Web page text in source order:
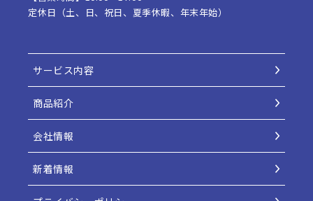
定休日（土、日、祝日、夏季休暇、年末年始）
サービス内容
商品紹介
会社情報
新着情報